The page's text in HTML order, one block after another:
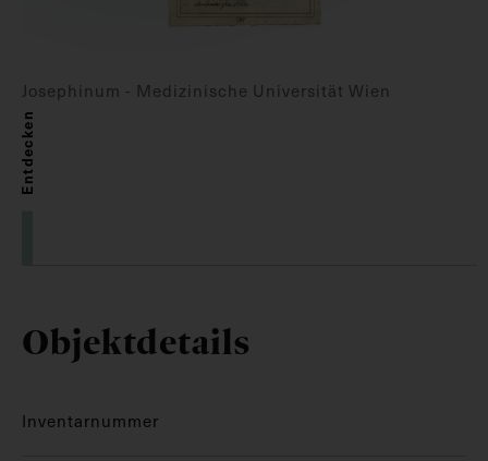
Josephinum - Medizinische Universität Wien
Entdecken
Objektdetails
Inventarnummer